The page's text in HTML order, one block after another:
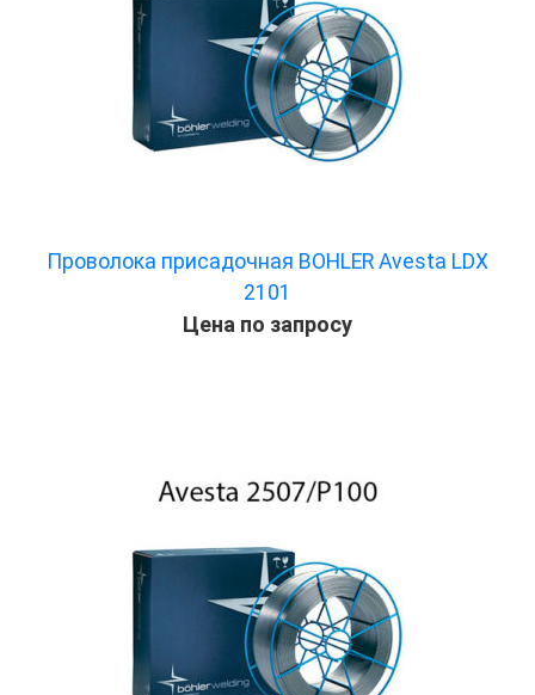
Проволока присадочная BOHLER Avesta LDX
2101
Цена по запросу